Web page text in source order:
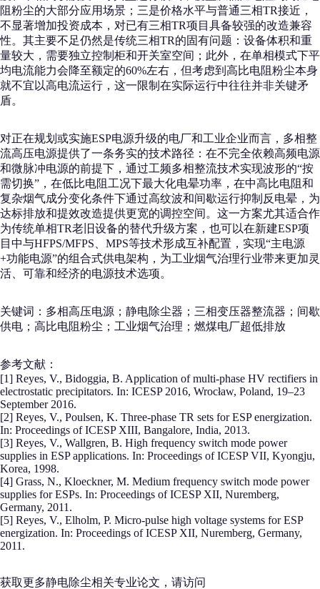
阻粉尘的大部分应用场景；三是价格水平与普通三相TR接近，
不显著增加投资成本，对已有三相TR项目具备较强的改造兼容
性。其主要不足仍然是传统三相TR的固有问题：设备体积和重
量较大，需要独立控制柜和开关室空间；此外，在单相模式下平
均电流能力会降至额定的60%左右，但考虑到高比电阻粉尘本身
就不宜以高电流运行，这一限制在实际运行中往往并非关键矛
盾。
对正在规划或实施ESP电源升级的电厂和工业企业而言，多相整
流高压电源提供了一条务实的技术路径：在不完全依赖高频电源
和微脉冲电源的前提下，通过工频多相整流技术实现波形的“按
需切换”，在低比电阻工况下最大化电晕功率，在中高比电阻和
复杂烟气成分变化条件下通过高纹波和间歇运行抑制反电晕，为
达标排放和提效改造提供更宽的调控空间。这一方案尤其适合作
为传统单相TR老旧设备的替代升级方案，也可以在新建ESP项
目中与HFPS/MFPS、MPS等技术形成互补配置，实现“主电源
+功能电源”的组合式供电架构，为工业烟气治理行业带来更加灵
活、可靠和经济的电源技术选项。
关键词：多相高压电源；静电除尘器；三相变压器整流器；间歇
供电；高比电阻粉尘；工业烟气治理；燃煤电厂超低排放
参考文献：
[1] Reyes, V., Bidoggia, B. Application of multi-phase HV rectifiers in
electrostatic precipitators. In: ICESP 2016, Wrocław, Poland, 19–23
September 2016.
[2] Reyes, V., Poulsen, K. Three-phase TR sets for ESP energization.
In: Proceedings of ICESP XIII, Bangalore, India, 2013.
[3] Reyes, V., Wallgren, B. High frequency switch mode power
supplies in ESP applications. In: Proceedings of ICESP VII, Kyongju,
Korea, 1998.
[4] Grass, N., Kloeckner, M. Medium frequency switch mode power
supplies for ESPs. In: Proceedings of ICESP XII, Nuremberg,
Germany, 2011.
[5] Reyes, V., Elholm, P. Micro-pulse high voltage systems for ESP
energization. In: Proceedings of ICESP XII, Nuremberg, Germany,
2011.
获取更多静电除尘相关专业论文，请访问